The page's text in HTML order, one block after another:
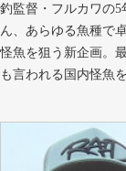
釣監督・フルカワの
ん、あらゆる魚種で
怪魚を狙う新企画。
も言われる国内怪魚